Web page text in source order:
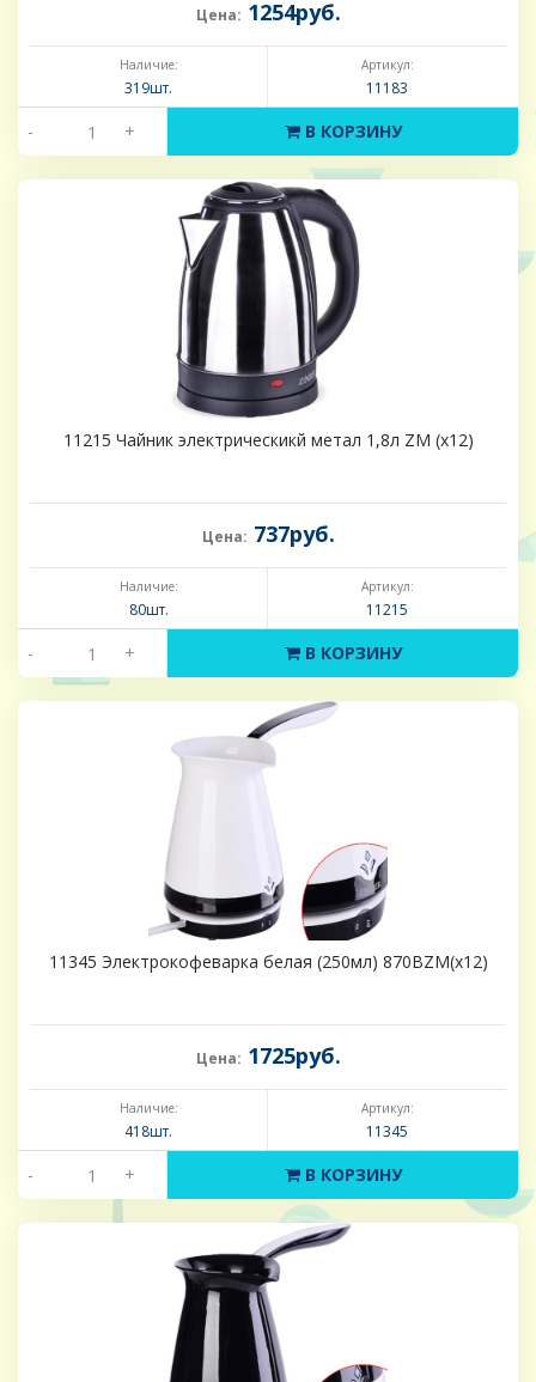
Цена: 1254руб.
Наличие:
319шт.
Артикул:
11183
- + В КОРЗИНУ
11215 Чайник электрическикй метал 1,8л ZM (х12)
Цена: 737руб.
Наличие:
80шт.
Артикул:
11215
- + В КОРЗИНУ
11345 Электрокофеварка белая (250мл) 870ВZM(х12)
Цена: 1725руб.
Наличие:
418шт.
Артикул:
11345
- + В КОРЗИНУ